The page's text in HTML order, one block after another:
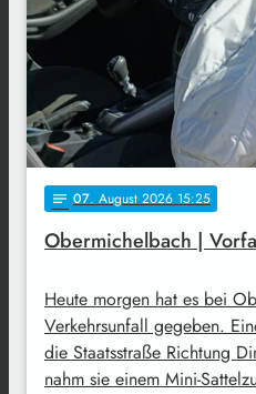
notes 07. August 2026 15:25
Obermichelbach |
Heute morgen hat es bei
Verkehrsunfall gegeben.
die Staatsstraße Richtung
nahm sie einem Mini-